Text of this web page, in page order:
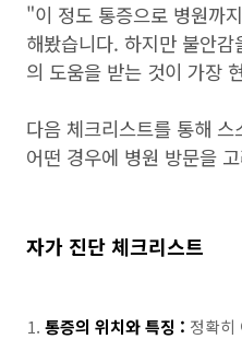
"이 정도 통증으로 병원까
해봤습니다. 하지만 불안
의 도움을 받는 것이 가장
다음 체크리스트를 통해
어떤 경우에 병원 방문을
자가 진단 체크리스트
통증의 위치와 특징 : 정확히